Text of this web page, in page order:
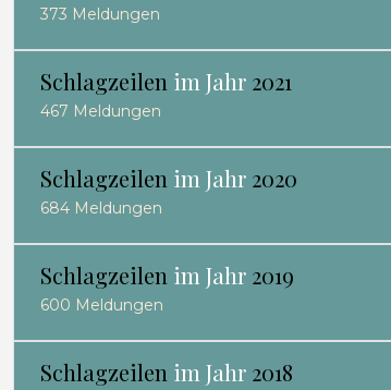
373 Meldungen
Schlagzeilen im Jahr 2021
467 Meldungen
Schlagzeilen im Jahr 2020
684 Meldungen
Schlagzeilen im Jahr 2019
600 Meldungen
Schlagzeilen im Jahr 2018